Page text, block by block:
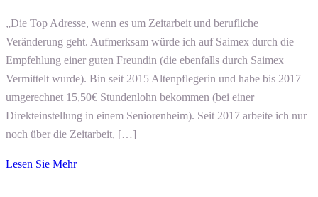
„Die Top Adresse, wenn es um Zeitarbeit und berufliche
Veränderung geht. Aufmerksam würde ich auf Saimex durch die
Empfehlung einer guten Freundin (die ebenfalls durch Saimex
Vermittelt wurde). Bin seit 2015 Altenpflegerin und habe bis 2017
umgerechnet 15,50€ Stundenlohn bekommen (bei einer
Direkteinstellung in einem Seniorenheim). Seit 2017 arbeite ich nur
noch über die Zeitarbeit, […]
Lesen Sie Mehr